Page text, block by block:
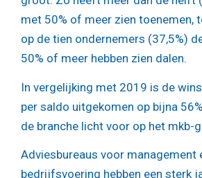
met 50% of meer zien toenemen,
op de tien ondernemers (37,5%)
50% of meer hebben zien dalen.
In vergelijking met 2019 is de
per saldo uitgekomen op bijna
de branche licht voor op het mkb-
Adviesbureaus voor management
bedrijfsvoering hebben een sterk